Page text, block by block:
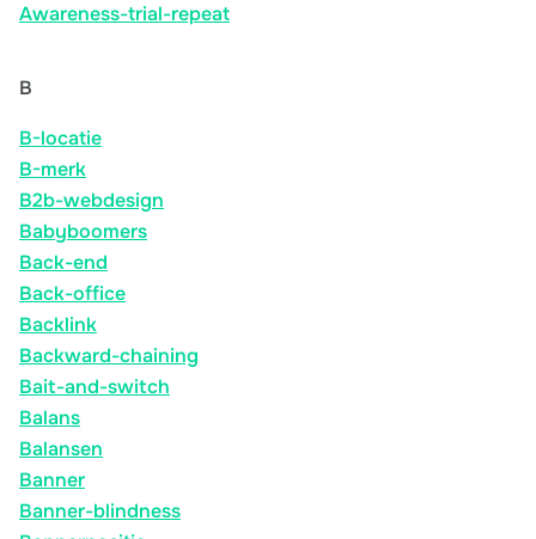
Awareness-trial-repeat
B
B-locatie
B-merk
B2b-webdesign
Babyboomers
Back-end
Back-office
Backlink
Backward-chaining
Bait-and-switch
Balans
Balansen
Banner
Banner-blindness